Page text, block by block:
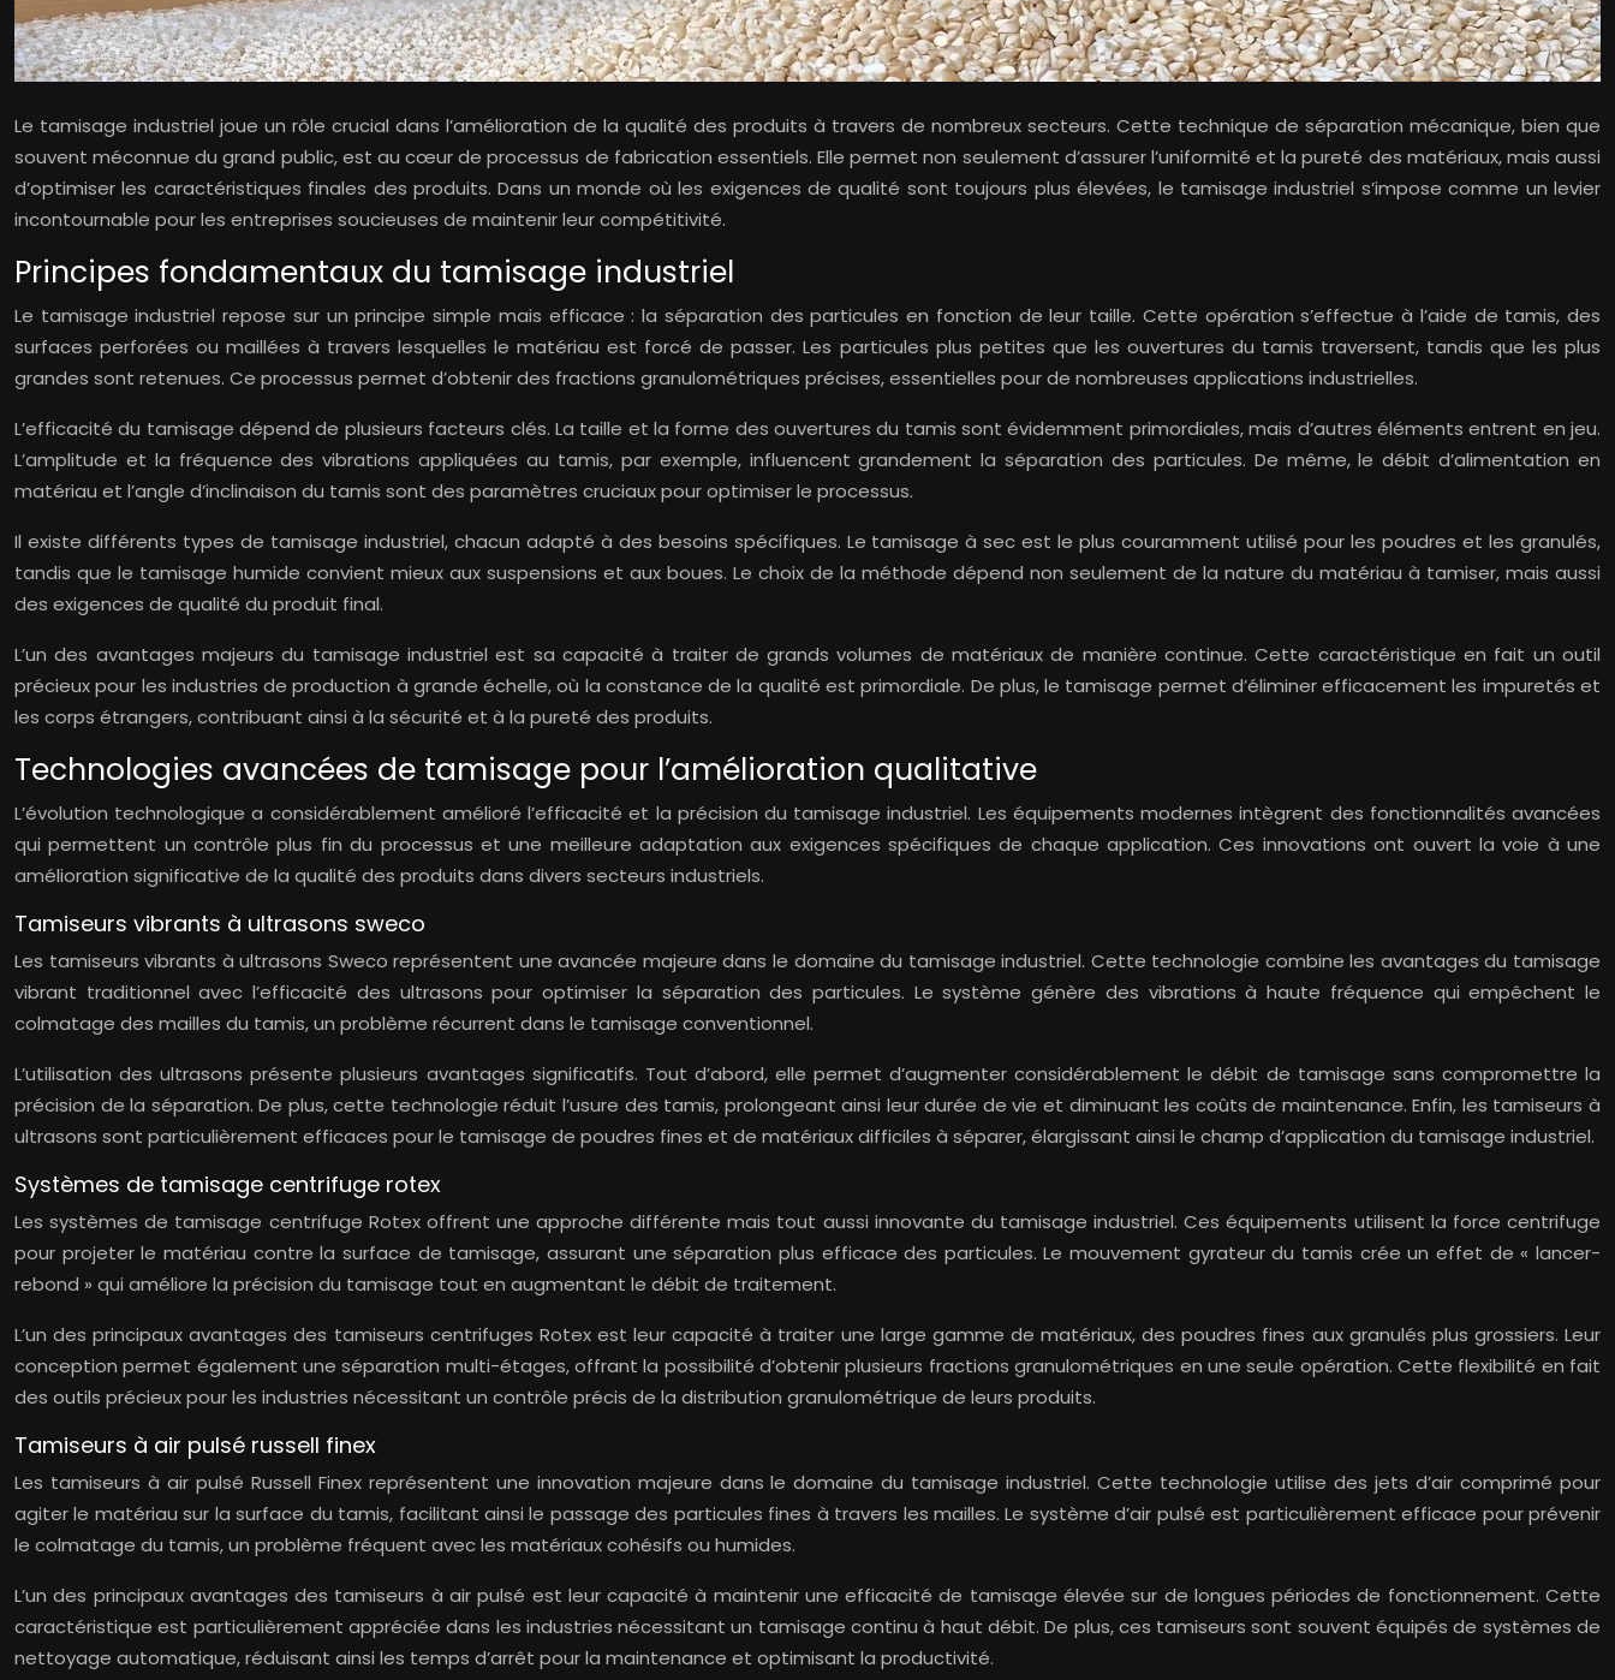
Le tamisage industriel joue un rôle crucial dans l’amélioration de la qualité des produits à travers de nombreux secteurs. Cette technique de séparation mécanique, bien que
souvent méconnue du grand public, est au cœur de processus de fabrication essentiels. Elle permet non seulement d’assurer l’uniformité et la pureté des matériaux, mais aussi
d’optimiser les caractéristiques finales des produits. Dans un monde où les exigences de qualité sont toujours plus élevées, le tamisage industriel s’impose comme un levier
incontournable pour les entreprises soucieuses de maintenir leur compétitivité.
Principes fondamentaux du tamisage industriel
Le tamisage industriel repose sur un principe simple mais efficace : la séparation des particules en fonction de leur taille. Cette opération s’effectue à l’aide de tamis, des
surfaces perforées ou maillées à travers lesquelles le matériau est forcé de passer. Les particules plus petites que les ouvertures du tamis traversent, tandis que les plus
grandes sont retenues. Ce processus permet d’obtenir des fractions granulométriques précises, essentielles pour de nombreuses applications industrielles.
L’efficacité du tamisage dépend de plusieurs facteurs clés. La taille et la forme des ouvertures du tamis sont évidemment primordiales, mais d’autres éléments entrent en jeu.
L’amplitude et la fréquence des vibrations appliquées au tamis, par exemple, influencent grandement la séparation des particules. De même, le débit d’alimentation en
matériau et l’angle d’inclinaison du tamis sont des paramètres cruciaux pour optimiser le processus.
Il existe différents types de tamisage industriel, chacun adapté à des besoins spécifiques. Le tamisage à sec est le plus couramment utilisé pour les poudres et les granulés,
tandis que le tamisage humide convient mieux aux suspensions et aux boues. Le choix de la méthode dépend non seulement de la nature du matériau à tamiser, mais aussi
des exigences de qualité du produit final.
L’un des avantages majeurs du tamisage industriel est sa capacité à traiter de grands volumes de matériaux de manière continue. Cette caractéristique en fait un outil
précieux pour les industries de production à grande échelle, où la constance de la qualité est primordiale. De plus, le tamisage permet d’éliminer efficacement les impuretés et
les corps étrangers, contribuant ainsi à la sécurité et à la pureté des produits.
Technologies avancées de tamisage pour l’amélioration qualitative
L’évolution technologique a considérablement amélioré l’efficacité et la précision du tamisage industriel. Les équipements modernes intègrent des fonctionnalités avancées
qui permettent un contrôle plus fin du processus et une meilleure adaptation aux exigences spécifiques de chaque application. Ces innovations ont ouvert la voie à une
amélioration significative de la qualité des produits dans divers secteurs industriels.
Tamiseurs vibrants à ultrasons sweco
Les tamiseurs vibrants à ultrasons Sweco représentent une avancée majeure dans le domaine du tamisage industriel. Cette technologie combine les avantages du tamisage
vibrant traditionnel avec l’efficacité des ultrasons pour optimiser la séparation des particules. Le système génère des vibrations à haute fréquence qui empêchent le
colmatage des mailles du tamis, un problème récurrent dans le tamisage conventionnel.
L’utilisation des ultrasons présente plusieurs avantages significatifs. Tout d’abord, elle permet d’augmenter considérablement le débit de tamisage sans compromettre la
précision de la séparation. De plus, cette technologie réduit l’usure des tamis, prolongeant ainsi leur durée de vie et diminuant les coûts de maintenance. Enfin, les tamiseurs à
ultrasons sont particulièrement efficaces pour le tamisage de poudres fines et de matériaux difficiles à séparer, élargissant ainsi le champ d’application du tamisage industriel.
Systèmes de tamisage centrifuge rotex
Les systèmes de tamisage centrifuge Rotex offrent une approche différente mais tout aussi innovante du tamisage industriel. Ces équipements utilisent la force centrifuge
pour projeter le matériau contre la surface de tamisage, assurant une séparation plus efficace des particules. Le mouvement gyrateur du tamis crée un effet de « lancer-
rebond » qui améliore la précision du tamisage tout en augmentant le débit de traitement.
L’un des principaux avantages des tamiseurs centrifuges Rotex est leur capacité à traiter une large gamme de matériaux, des poudres fines aux granulés plus grossiers. Leur
conception permet également une séparation multi-étages, offrant la possibilité d’obtenir plusieurs fractions granulométriques en une seule opération. Cette flexibilité en fait
des outils précieux pour les industries nécessitant un contrôle précis de la distribution granulométrique de leurs produits.
Tamiseurs à air pulsé russell finex
Les tamiseurs à air pulsé Russell Finex représentent une innovation majeure dans le domaine du tamisage industriel. Cette technologie utilise des jets d’air comprimé pour
agiter le matériau sur la surface du tamis, facilitant ainsi le passage des particules fines à travers les mailles. Le système d’air pulsé est particulièrement efficace pour prévenir
le colmatage du tamis, un problème fréquent avec les matériaux cohésifs ou humides.
L’un des principaux avantages des tamiseurs à air pulsé est leur capacité à maintenir une efficacité de tamisage élevée sur de longues périodes de fonctionnement. Cette
caractéristique est particulièrement appréciée dans les industries nécessitant un tamisage continu à haut débit. De plus, ces tamiseurs sont souvent équipés de systèmes de
nettoyage automatique, réduisant ainsi les temps d’arrêt pour la maintenance et optimisant la productivité.